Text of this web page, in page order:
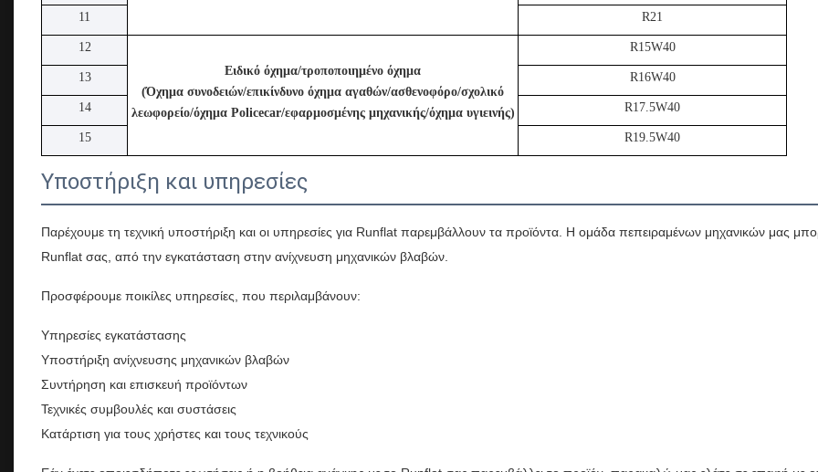
11 R21
12
Ειδικό όχημα/τροποποιημένο όχημα
(Όχημα συνοδειών/επικίνδυνο όχημα αγαθών/ασθενοφόρο/σχολικό
λεωφορείο/όχημα Policecar/εφαρμοσμένης μηχανικής/όχημα υγιεινής)
R15W40
13 R16W40
14 R17.5W40
15 R19.5W40
Υποστήριξη και υπηρεσίες
Παρέχουμε τη τεχνική υποστήριξη και οι υπηρεσίες για Runflat παρεμβάλλουν τα προϊόντα. Η ομάδα πεπειραμένων μηχανικών μας
Runflat σας, από την εγκατάσταση στην ανίχνευση μηχανικών βλαβών.
Προσφέρουμε ποικίλες υπηρεσίες, που περιλαμβάνουν:
Υπηρεσίες εγκατάστασης
Υποστήριξη ανίχνευσης μηχανικών βλαβών
Συντήρηση και επισκευή προϊόντων
Τεχνικές συμβουλές και συστάσεις
Κατάρτιση για τους χρήστες και τους τεχνικούς